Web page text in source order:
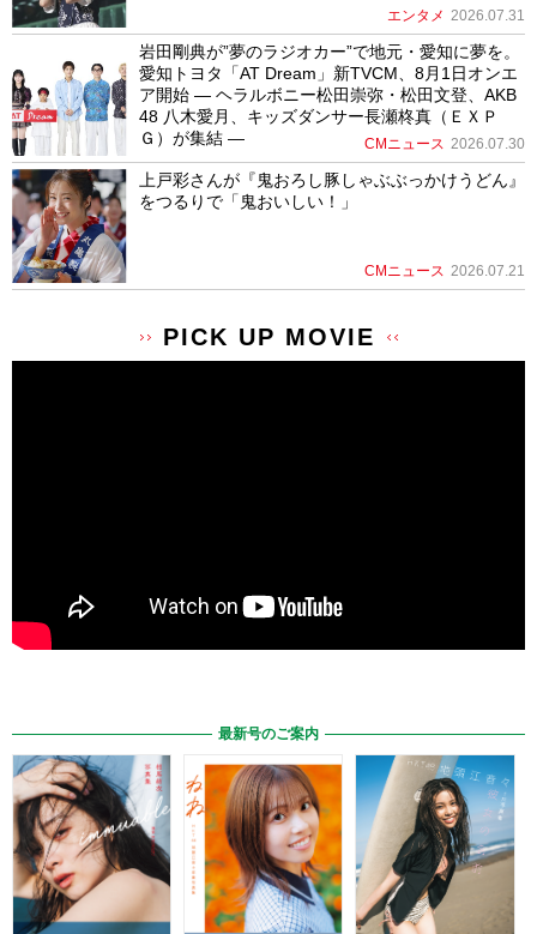
エンタメ 2026.07.31
岩田剛典が”夢のラジオカー”で地元・愛知に夢を。
愛知トヨタ「AT Dream」新TVCM、8月1日オンエ
ア開始 ― ヘラルボニー松田崇弥・松田文登、AKB
48 八木愛月、キッズダンサー長瀬柊真（ＥＸＰ
Ｇ）が集結 ―
CMニュース 2026.07.30
上戸彩さんが『鬼おろし豚しゃぶぶっかけうどん』
をつるりで「鬼おいしい！」
CMニュース 2026.07.21
PICK UP MOVIE
最新号のご案内